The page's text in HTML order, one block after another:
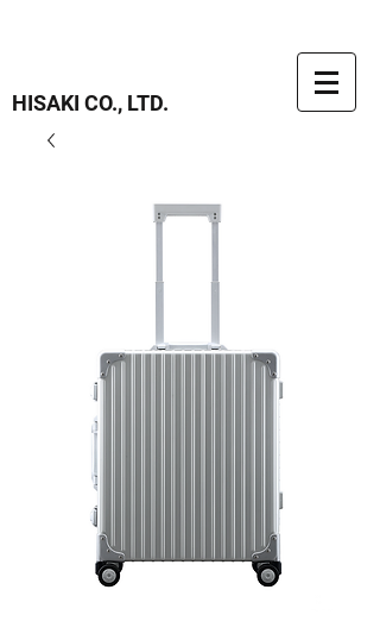
HISAKI CO., LTD.